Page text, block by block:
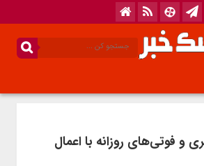
و فوتی‌های روزانه با اعمال